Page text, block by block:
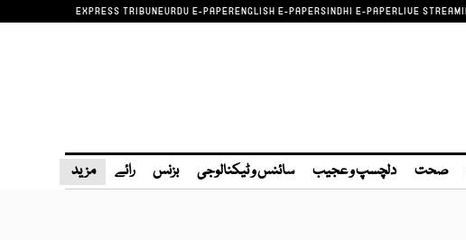
EXPRESS TRIBUNEURDU E-PAPERENGLISH E-PAPERSINDHI E-PAPERLIVE
صحت دلچسپ و عجیب سائنس و ٹیکنالوجی بزنس رائے مزید